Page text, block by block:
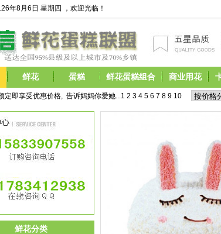
年8月6日 星期四 ，欢迎光临！
鲜花 蛋糕 鲜花蛋糕组合 商业用花
享受优惠价格,  告诉妈妈你爱她...1 2 3 4 5 6 7 8 9 10 11 12 13 14
鲜花分类